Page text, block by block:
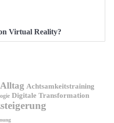
Virtual Reality?
Achtsamkeitstraining
Digitale Transformation